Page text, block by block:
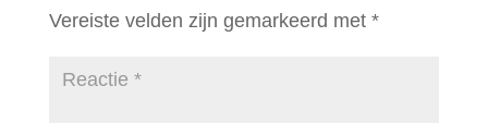
Vereiste velden zijn gemarkeerd met *